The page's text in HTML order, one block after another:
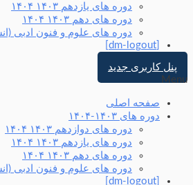
دوره های یازدهم ۱۴۰۳ ۱۴۰۴
دوره های دهم ۱۴۰۳ ۱۴۰۴
دوره های علوم و فنون ادبی (انسانی)
پنل کاربری جدید
Menu
صفحه اصلی
دوره های ۱۴۰۳-۱۴۰۴
دوره های دوازدهم ۱۴۰۳ ۱۴۰۴
دوره های یازدهم ۱۴۰۳ ۱۴۰۴
دوره های دهم ۱۴۰۳ ۱۴۰۴
دوره های علوم و فنون ادبی (انسانی)